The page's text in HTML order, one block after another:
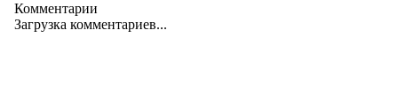
Комментарии
Загрузка комментариев...